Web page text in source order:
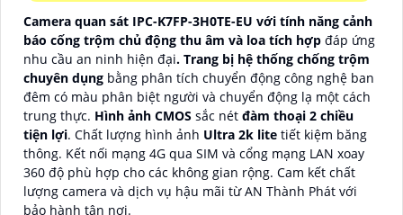
Camera quan sát IPC-K7FP-3H0TE-EU với tính năng cảnh
báo cống trộm chủ động thu âm và loa tích hợp đáp ứng
nhu cầu an ninh hiện đại. Trang bị hệ thống chống trộm
chuyên dụng bằng phân tích chuyển động công nghệ ban
đêm có màu phân biệt người và chuyển động lạ một cách
trung thực. Hình ảnh CMOS sắc nét đàm thoại 2 chiều
tiện lợi. Chất lượng hình ảnh Ultra 2k lite tiết kiệm băng
thông. Kết nối mạng 4G qua SIM và cổng mạng LAN xoay
360 độ phù hợp cho các không gian rộng. Cam kết chất
lượng camera và dịch vụ hậu mãi từ AN Thành Phát với
bảo hành tận nơi.